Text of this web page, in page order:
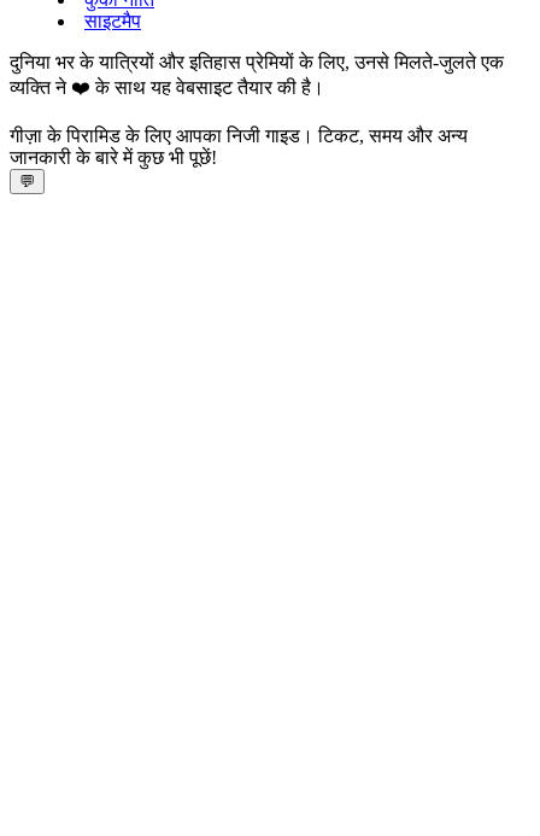
साइटमैप
दुनिया भर के यात्रियों और इतिहास प्रेमियों के लिए, उनसे मिलते-जुलते एक
व्यक्ति ने ❤️ के साथ यह वेबसाइट तैयार की है।
गीज़ा के पिरामिड के लिए आपका निजी गाइड। टिकट, समय और अन्य
जानकारी के बारे में कुछ भी पूछें!
💬